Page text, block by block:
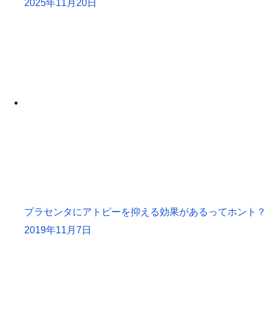
2025年11月20日
プラセンタにアトピーを抑える効果があるってホント？
2019年11月7日